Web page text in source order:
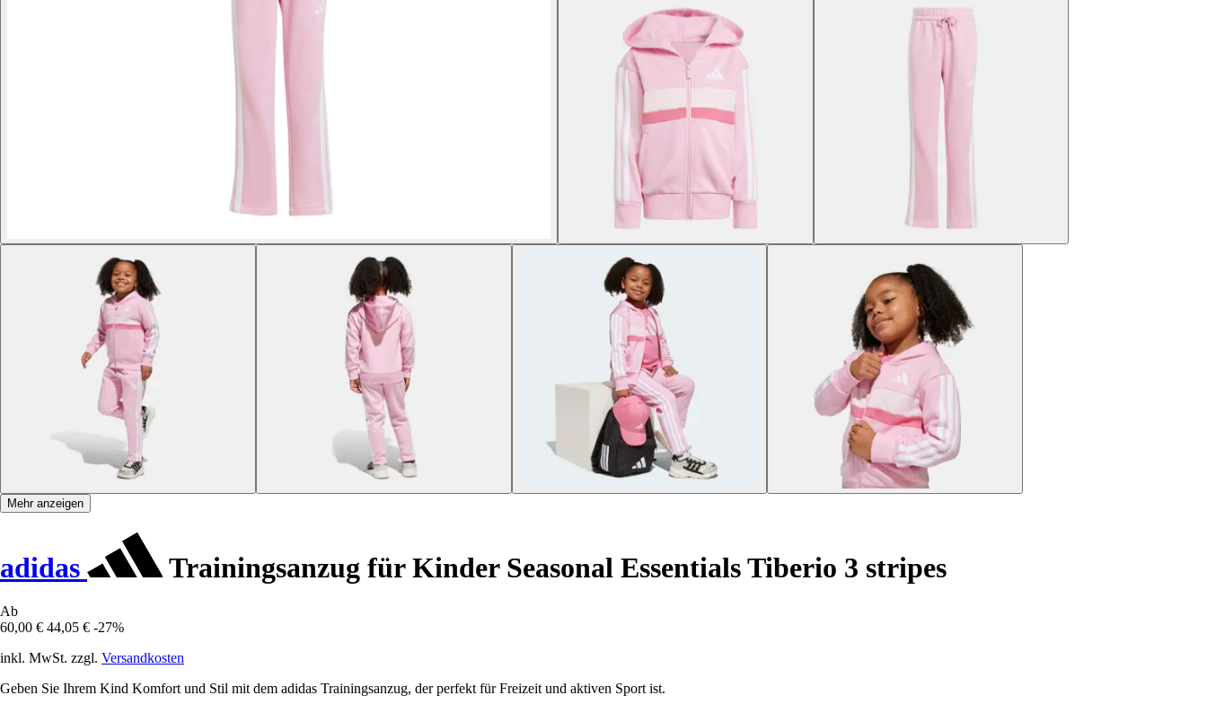
Mehr anzeigen
adidas Trainingsanzug für Kinder Seasonal Essentials Tiberio 3 stripes
Ab
60,00 € 44,05 € -27%
inkl. MwSt. zzgl. Versandkosten
Geben Sie Ihrem Kind Komfort und Stil mit dem adidas Trainingsanzug, der perfekt für Freizeit und aktiven Sport ist.